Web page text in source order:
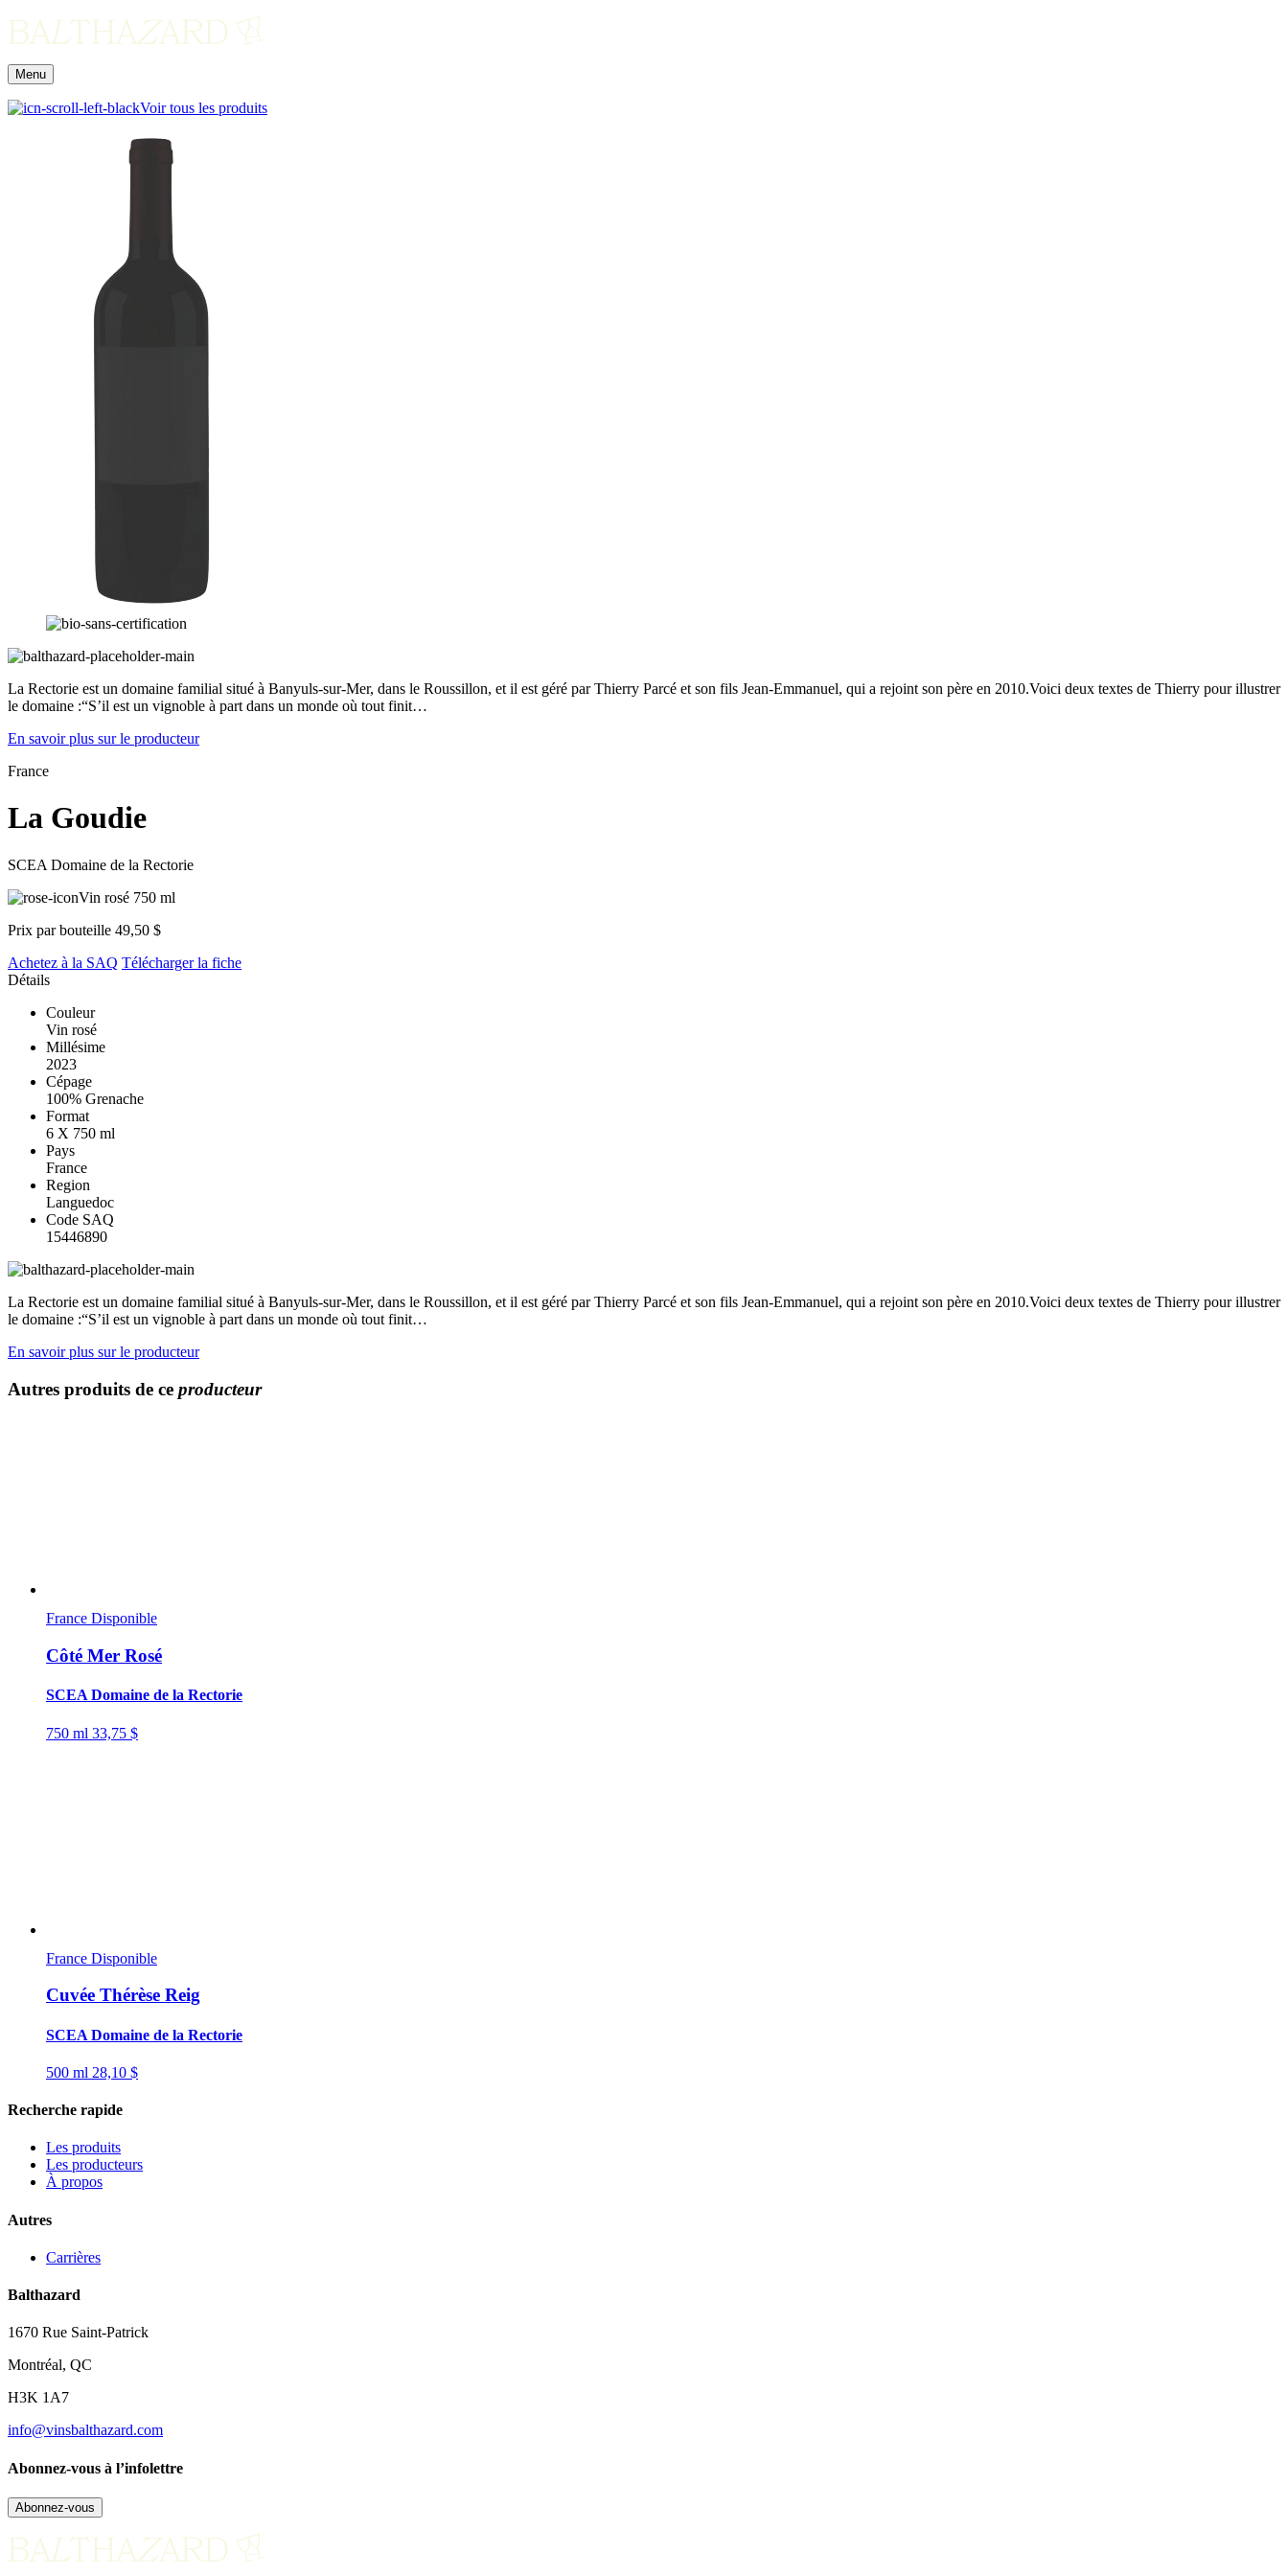
Menu
Voir tous les produits
La Rectorie est un domaine familial situé à Banyuls-sur-Mer, dans le Roussillon, et il est géré par Thierry Parcé et son fils Jean-Emmanuel, qui a rejoint son père en 2010.Voici deux textes de Thierry pour illustrer
le domaine :“S’il est un vignoble à part dans un monde où tout finit…
En savoir plus sur le producteur
France
La Goudie
SCEA Domaine de la Rectorie
Vin rosé 750 ml
Prix par bouteille 49,50 $
Achetez à la SAQ Télécharger la fiche
Détails
Couleur
Vin rosé
Millésime
2023
Cépage
100% Grenache
Format
6 X 750 ml
Pays
France
Region
Languedoc
Code SAQ
15446890
La Rectorie est un domaine familial situé à Banyuls-sur-Mer, dans le Roussillon, et il est géré par Thierry Parcé et son fils Jean-Emmanuel, qui a rejoint son père en 2010.Voici deux textes de Thierry pour illustrer
le domaine :“S’il est un vignoble à part dans un monde où tout finit…
En savoir plus sur le producteur
Autres produits de ce producteur
France Disponible
Côté Mer Rosé
SCEA Domaine de la Rectorie
750 ml 33,75 $
France Disponible
Cuvée Thérèse Reig
SCEA Domaine de la Rectorie
500 ml 28,10 $
Recherche rapide
Les produits
Les producteurs
À propos
Autres
Carrières
Balthazard
1670 Rue Saint-Patrick
Montréal, QC
H3K 1A7
info@vinsbalthazard.com
Abonnez-vous à l’infolettre
Abonnez-vous